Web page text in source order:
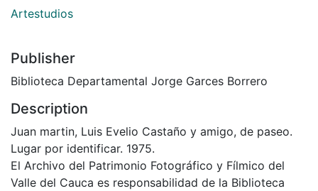
Artestudios
Publisher
Biblioteca Departamental Jorge Garces Borrero
Description
Juan martin, Luis Evelio Castaño y amigo, de paseo.
Lugar por identificar. 1975.
El Archivo del Patrimonio Fotográfico y Fílmico del
Valle del Cauca es responsabilidad de la Biblioteca